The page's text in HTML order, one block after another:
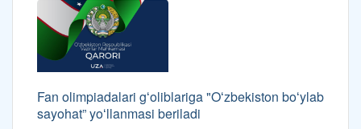
Fan olimpiadalari gʻoliblariga "Oʻzbekiston boʻylab
sayohat” yoʻllanmasi beriladi